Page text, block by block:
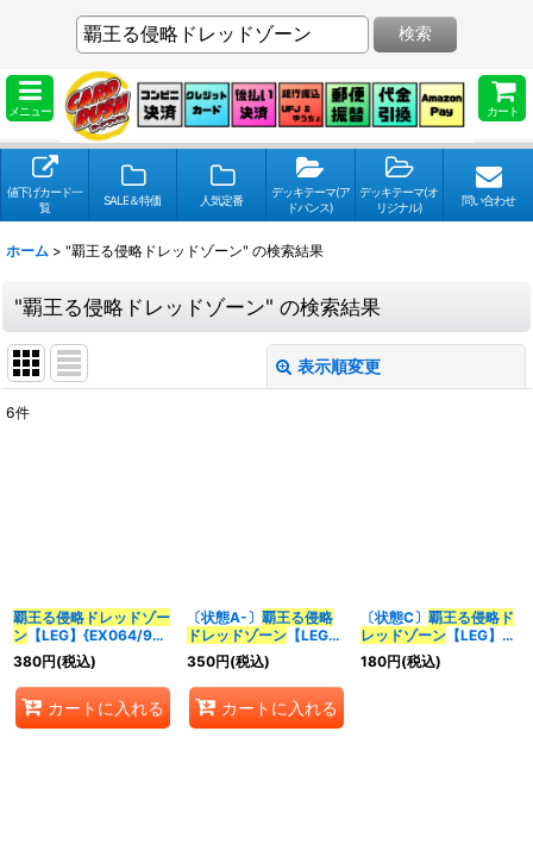
メニュー カート
検索
値下げカード一
覧
SALE＆特価 人気定番
デッキテーマ(ア
ドバンス)
デッキテーマ(オ
リジナル)
問い合わせ
ホーム > "覇王る侵略ドレッドゾーン" の検索結果
"覇王る侵略ドレッドゾーン" の検索結果
表示順変更
検索キーワードをお願い致します
カテゴリ
特集:
6件
覇王る侵略ドレッドゾー
ン 【LEG】{EX064/98}
《火》
380円(税込)
カートに入れる
〔状態A-〕 覇王る侵略
ドレッドゾーン【LEG】
{EX064/98}《火》
350円(税込)
カートに入れる
〔状態C〕 覇王る侵略ド
レッドゾーン【LEG】
{EX064/98}《火》
180円(税込)